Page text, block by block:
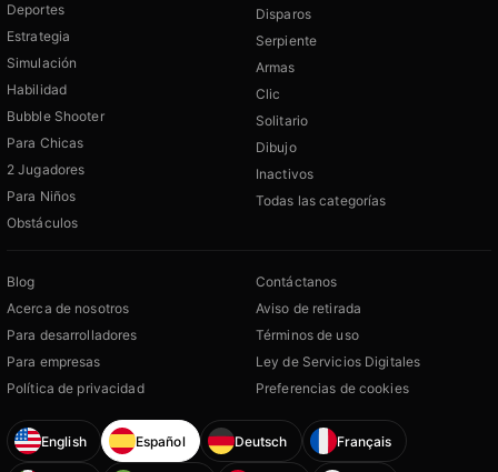
Deportes
Estrategia
Simulación
Habilidad
Bubble Shooter
Para Chicas
2 Jugadores
Para Niños
Obstáculos
Disparos
Serpiente
Armas
Clic
Solitario
Dibujo
Inactivos
Todas las categorías
Blog
Acerca de nosotros
Para desarrolladores
Para empresas
Política de privacidad
Contáctanos
Aviso de retirada
Términos de uso
Ley de Servicios Digitales
Preferencias de cookies
English Español Deutsch Français